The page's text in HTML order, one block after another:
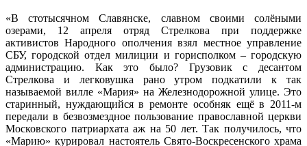
«В стотысячном Славянске, славном своими солёными
озерами, 12 апреля отряд Стрелкова при поддержке
активистов Народного ополчения взял местное управление
СБУ, городской отдел милиции и горисполком – городскую
администрацию. Как это было? Грузовик с десантом
Стрелкова и легковушка рано утром подкатили к так
называемой вилле «Мария» на Железнодорожной улице. Это
старинный, нуждающийся в ремонте особняк ещё в 2011-м
передали в безвозмездное пользование православной церкви
Московского патриархата аж на 50 лет. Так получилось, что
«Марию» курировал настоятель Свято-Воскресенского храма